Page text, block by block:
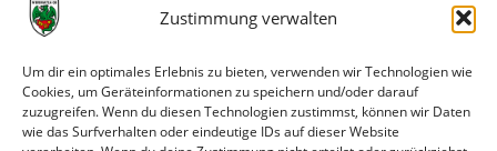
Zustimmung verwalten
Um dir ein optimales Erlebnis zu bieten, verwenden wir Technologien wie
Cookies, um Geräteinformationen zu speichern und/oder darauf
zuzugreifen. Wenn du diesen Technologien zustimmst, können wir Daten
wie das Surfverhalten oder eindeutige IDs auf dieser Website
Wormatia Worms
Jenner – Cuc, Magin, Lang, Süß – Bopp,
Glasner (65. Gotel) , Gutzler (75.
Herold).